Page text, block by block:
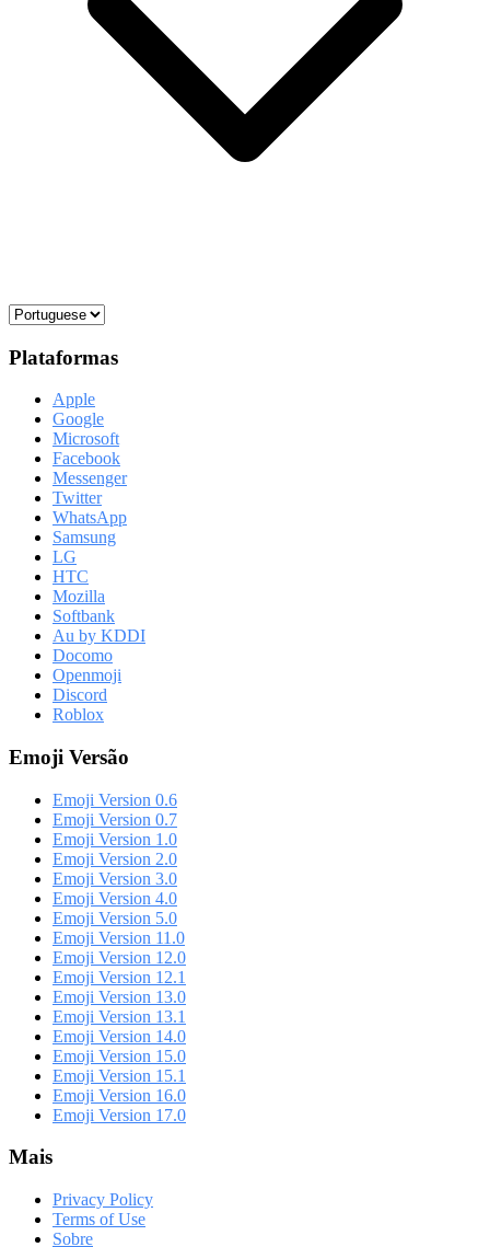
Plataformas
Apple
Google
Microsoft
Facebook
Messenger
Twitter
WhatsApp
Samsung
LG
HTC
Mozilla
Softbank
Au by KDDI
Docomo
Openmoji
Discord
Roblox
Emoji Versão
Emoji Version 0.6
Emoji Version 0.7
Emoji Version 1.0
Emoji Version 2.0
Emoji Version 3.0
Emoji Version 4.0
Emoji Version 5.0
Emoji Version 11.0
Emoji Version 12.0
Emoji Version 12.1
Emoji Version 13.0
Emoji Version 13.1
Emoji Version 14.0
Emoji Version 15.0
Emoji Version 15.1
Emoji Version 16.0
Emoji Version 17.0
Mais
Privacy Policy
Terms of Use
Sobre